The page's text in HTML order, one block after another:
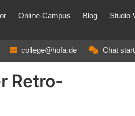
Online-Campus Blog
college@hofa.de Chat
Retro-